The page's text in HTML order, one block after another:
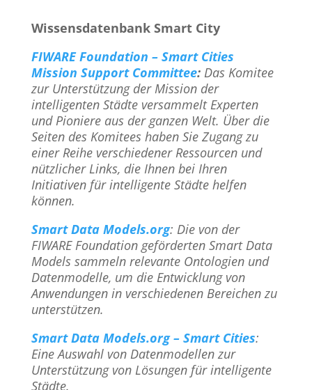
Wissensdatenbank Smart City
FIWARE Foundation – Smart Cities
Mission Support Committee: Das Komitee
zur Unterstützung der Mission der
intelligenten Städte versammelt Experten
und Pioniere aus der ganzen Welt. Über die
Seiten des Komitees haben Sie Zugang zu
einer Reihe verschiedener Ressourcen und
nützlicher Links, die Ihnen bei Ihren
Initiativen für intelligente Städte helfen
können.
Smart Data Models.org: Die von der
FIWARE Foundation geförderten Smart Data
Models sammeln relevante Ontologien und
Datenmodelle, um die Entwicklung von
Anwendungen in verschiedenen Bereichen zu
unterstützen.
Smart Data Models.org – Smart Cities:
Eine Auswahl von Datenmodellen zur
Unterstützung von Lösungen für intelligente
Städte.